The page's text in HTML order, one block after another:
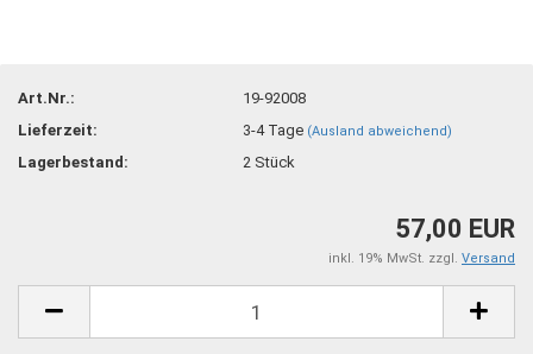
Art.Nr.:
19-92008
Lieferzeit:
3-4 Tage (Ausland abweichend)
Lagerbestand: 2 Stück
57,00 EUR
inkl. 19% MwSt. zzgl. Versand